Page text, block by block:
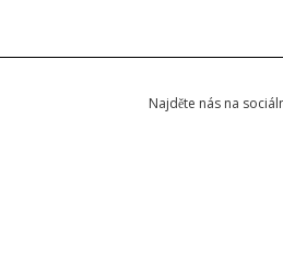
Najděte nás na